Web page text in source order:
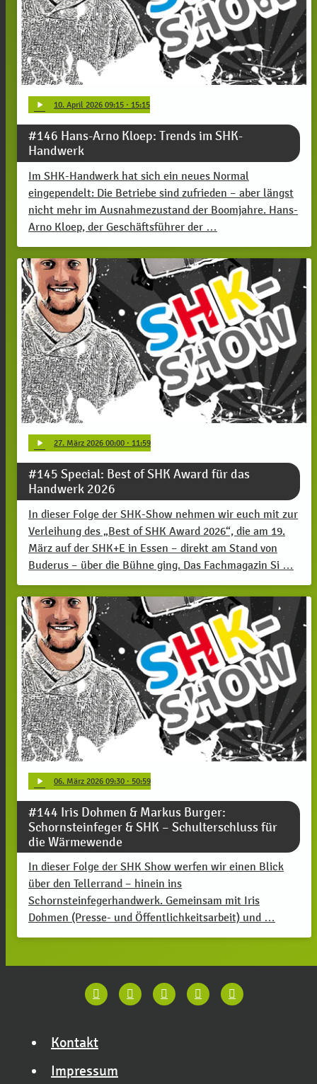
play_arrow 10. April 2026 09:15 · 15:15
#146 Hans-Arno Kloep: Trends im SHK-
Handwerk
Im SHK-Handwerk hat sich ein neues Normal
eingependelt: Die Betriebe sind zufrieden – aber längst
nicht mehr im Ausnahmezustand der Boomjahre. Hans-
Arno Kloep, der Geschäftsführer der …
play_arrow 27. März 2026 00:00 · 11:59
#145 Special: Best of SHK Award für das
Handwerk 2026
In dieser Folge der SHK-Show nehmen wir euch mit zur
Verleihung des „Best of SHK Award 2026“, die am 19.
März auf der SHK+E in Essen – direkt am Stand von
Buderus – über die Bühne ging. Das Fachmagazin Si …
play_arrow 06. März 2026 09:30 · 50:59
#144 Iris Dohmen & Markus Burger:
Schornsteinfeger & SHK – Schulterschluss für
die Wärmewende
In dieser Folge der SHK Show werfen wir einen Blick
über den Tellerrand – hinein ins
Schornsteinfegerhandwerk. Gemeinsam mit Iris
Dohmen (Presse- und Öffentlichkeitsarbeit) und …
Kontakt
Impressum